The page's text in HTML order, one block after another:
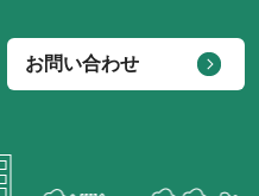
お問い合わせ